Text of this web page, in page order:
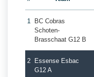
1
BC Cobras
Schoten-
Brasschaat G12 B
2
Essense Esbac
G12 A